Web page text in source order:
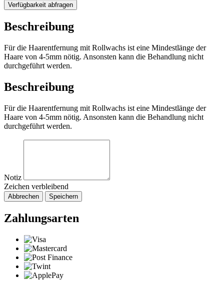
Verfügbarkeit abfragen
Beschreibung
Für die Haarentfernung mit Rollwachs ist eine Mindestlänge der
Haare von 4-5mm nötig. Ansonsten kann die Behandlung nicht
durchgeführt werden.
Beschreibung
Für die Haarentfernung mit Rollwachs ist eine Mindestlänge der
Haare von 4-5mm nötig. Ansonsten kann die Behandlung nicht
durchgeführt werden.
Notiz
Zeichen verbleibend
Abbrechen Speichern
Zahlungsarten